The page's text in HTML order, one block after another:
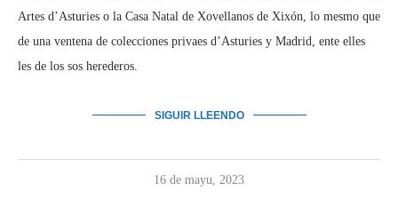
Artes d’Asturies o la Casa Natal de Xovellanos de Xixón, lo mesmo que
de una ventena de colecciones privaes d’Asturies y Madrid, ente elles
les de los sos herederos.
SIGUIR LLEENDO
16 de mayu, 2023